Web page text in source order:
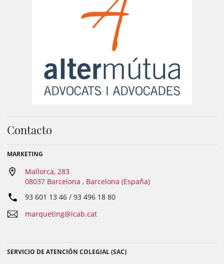
Contacto
MARKETING
Mallorca, 283
08037 Barcelona , Barcelona (España)
93 601 13 46 / 93 496 18 80
marqueting@icab.cat
SERVICIO DE ATENCIÓN COLEGIAL (SAC)